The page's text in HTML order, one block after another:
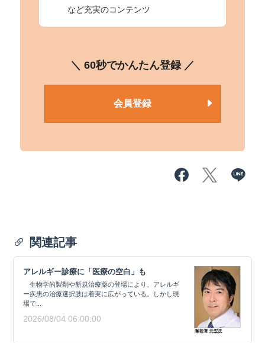
など充実のコンテンツ
＼ 60秒でかんたん登録 ／
会員登録
関連記事
アレルギー診療に「医療の空白」も
生物学的製剤や新規治療薬の登場により、アレルギ
ー疾患の治療選択肢は着実に広がっている。しかし現
場で...
2026/08/04 06:00:00